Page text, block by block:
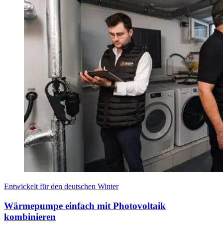
Entwickelt für den deutschen Winter
Wärmepumpe einfach mit Photovoltaik
kombinieren